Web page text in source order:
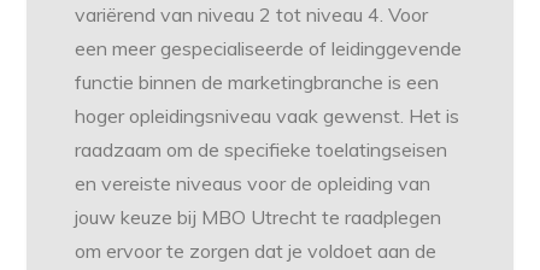
variërend van niveau 2 tot niveau 4. Voor
een meer gespecialiseerde of leidinggevende
functie binnen de marketingbranche is een
hoger opleidingsniveau vaak gewenst. Het is
raadzaam om de specifieke toelatingseisen
en vereiste niveaus voor de opleiding van
jouw keuze bij MBO Utrecht te raadplegen
om ervoor te zorgen dat je voldoet aan de